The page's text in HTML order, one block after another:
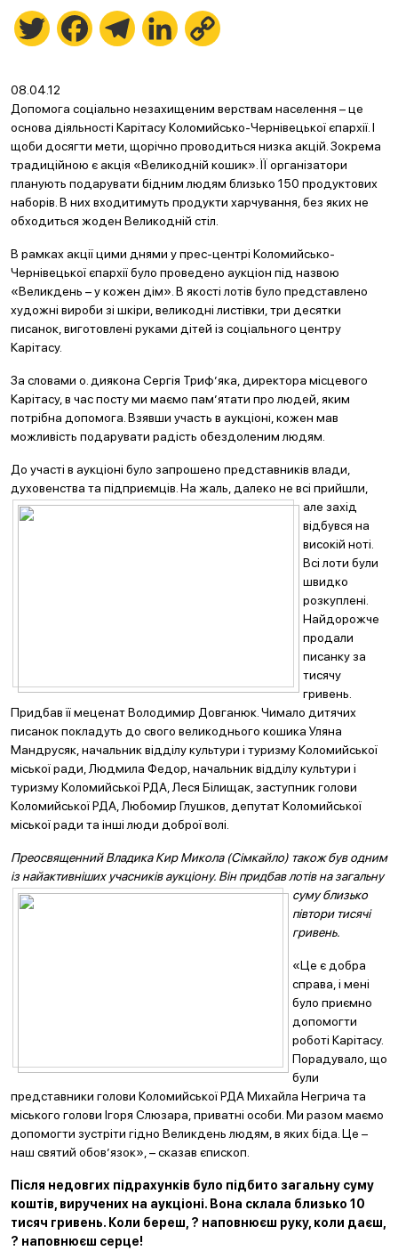
Twitter FacebookTelegramLinkedIn
08.04.12
Допомога соціально незахищеним верствам населення – це
основа діяльності Карітасу Коломийсько-Чернівецької єпархії. І
щоби досягти мети, щорічно проводиться низка акцій. Зокрема
традиційною є акція «Великодній кошик». ЇЇ організатори
планують подарувати бідним людям близько 150 продуктових
наборів. В них входитимуть продукти харчування, без яких не
обходиться жоден Великодній стіл.
В рамках акції цими днями у прес-центрі Коломийсько-
Чернівецької єпархії було проведено аукціон під назвою
«Великдень – у кожен дім». В якості лотів було представлено
художні вироби зі шкіри, великодні листівки, три десятки
писанок, виготовлені руками дітей із соціального центру
Карітасу.
За словами о. диякона Сергія Триф’яка, директора місцевого
Карітасу, в час посту ми маємо пам’ятати про людей, яким
потрібна допомога. Взявши участь в аукціоні, кожен мав
можливість подарувати радість обездоленим людям.
До участі в аукціоні було запрошено представників влади,
духовенства та підприємців. На жаль, далеко не всі прийшли,
але захід
відбувся на
високій ноті.
Всі лоти були
швидко
розкуплені.
Найдорожче
продали
писанку за
тисячу
гривень.
Придбав її меценат Володимир Довганюк. Чимало дитячих
писанок покладуть до свого великоднього кошика Уляна
Мандрусяк, начальник відділу культури і туризму Коломийської
міської ради, Людмила Федор, начальник відділу культури і
туризму Коломийської РДА, Леся Білищак, заступник голови
Коломийської РДА, Любомир Глушков, депутат Коломийської
міської ради та інші люди доброї волі.
Преосвященний Владика Кир Микола (Сімкайло) також був одним
із найактивніших учасників аукціону. Він придбав лотів на загальну
суму близько
півтори тисячі
гривень.
«Це є добра
справа, і мені
було приємно
допомогти
роботі Карітасу.
Порадувало, що
були
представники голови Коломийської РДА Михайла Негрича та
міського голови Ігоря Слюзара, приватні особи. Ми разом маємо
допомогти зустріти гідно Великдень людям, в яких біда. Це –
наш святий обов’язок», – сказав єпископ.
Після недовгих підрахунків було підбито загальну суму
коштів, виручених на аукціоні. Вона склала близько 10
тисяч гривень. Коли береш, ? наповнюєш руку, коли даєш,
? наповнюєш серце!